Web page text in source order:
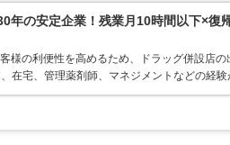
年の安定企業！残業月10時間以下×復
様の利便性を高めるため、ドラッグ併設店
、在宅、管理薬剤師、マネジメントなどの経